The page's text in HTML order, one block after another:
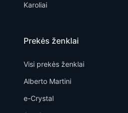
Karoliai
Prekės ženklai
Visi prekės ženklai
Alberto Martini
e-Crystal